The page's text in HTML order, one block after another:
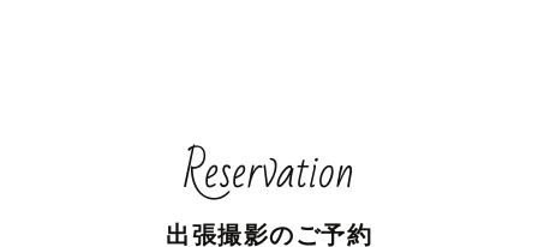
Reservation
出張撮影のご予約